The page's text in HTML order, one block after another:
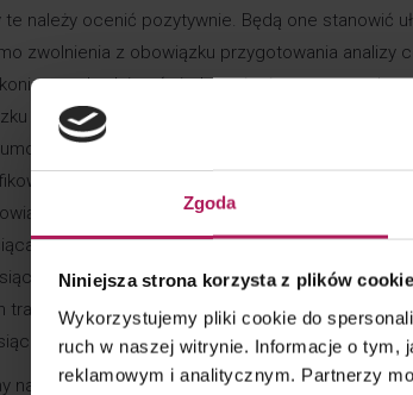
Zgoda
Niniejsza strona korzysta z plików cookie
Wykorzystujemy pliki cookie do
ruch w naszej witrynie. Informacje o tym,
reklamowym i analitycznym. Partnerzy
należy ocenić pozytywnie. Będą one stanowić
zwolnienia z obowiązku przygotowania analizy
będzie oświadczenie, że ceny w tych
przygotowania analizy cen transferowych, w
podpisania oświadczenia o
w finalnej wersji Ustawy.
z zakresu cen transferowych będzie
po zakończeniu danego roku podatkowego
po zakończeniu roku podatkowego – dla
transferowych,
po zakończeniu roku podatkowego – dla
należy ocenić pozytywnie. Ww. terminy